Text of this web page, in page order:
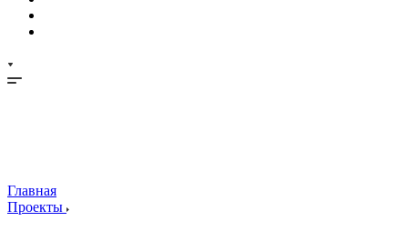
Главная
Проекты